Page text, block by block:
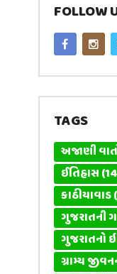
FOLLOW
TAGS
અજાણી
ઈતિહાસ
કાઠીયાવાડ
ગુજરાતની
ગુજરાતનો
ગ્રામ્ય